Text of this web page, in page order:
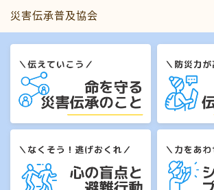
災害伝承普及協会
MENU
災害伝承のこと
自然災害伝承碑めぐり
心の盲点と避難行動